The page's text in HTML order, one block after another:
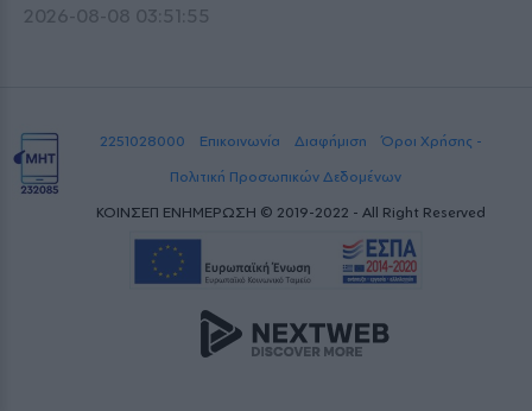
2026-08-08 03:51:55
2251028000 Επικοινωνία Διαφήμιση
Όροι Χρήσης -
Πολιτική Προσωπικών Δεδομένων
ΚΟΙΝΣΕΠ ΕΝΗΜΕΡΩΣΗ © 2019-2022 - All Right Reserved